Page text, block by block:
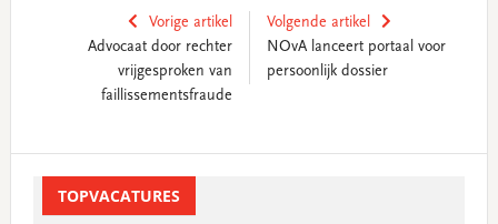
Vorige artikel
Advocaat door rechter
vrijgesproken van
faillissementsfraude
Volgende artikel
NOvA lanceert portaal voor
persoonlijk dossier
SidebarTOPVACATURES